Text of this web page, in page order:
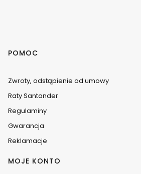
Linki w stopce
POMOC
Zwroty, odstąpienie od umowy
Raty Santander
Regulaminy
Gwarancja
Reklamacje
MOJE KONTO